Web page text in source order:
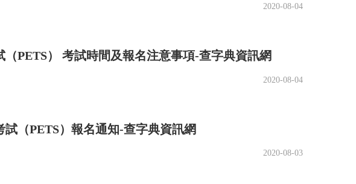
2020-08-04
PETS） 考試時間及報名注意事項-查字典資訊網
2020-08-04
（PETS）報名通知-查字典資訊網
2020-08-03